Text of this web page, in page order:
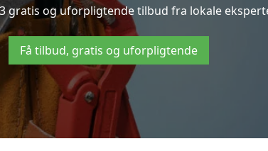
gratis og uforpligtende tilbud fra lokale
Få tilbud, gratis og uforpligtende